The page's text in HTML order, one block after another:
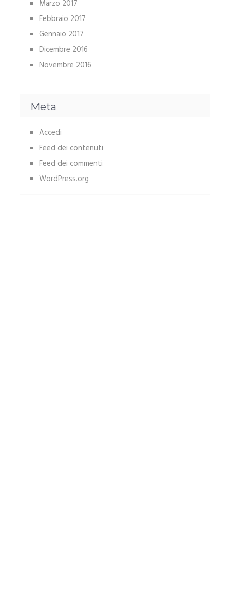
Marzo 2017
Febbraio 2017
Gennaio 2017
Dicembre 2016
Novembre 2016
Meta
Accedi
Feed dei contenuti
Feed dei commenti
WordPress.org